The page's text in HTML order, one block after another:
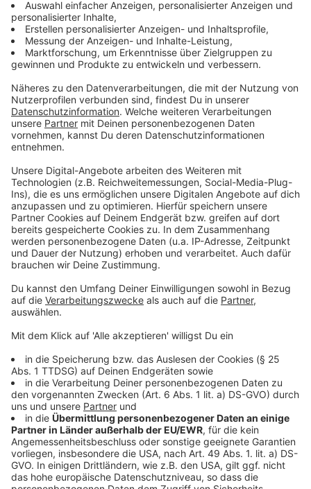
Wir verwenden einen Service eines
Drittanbieters, um Videoinhalte
einzubetten. Dieser Service kann
Daten zu Ihren Aktivitäten
Details durch und stimmen Sie der
Nutzung des Service zu, um dieses
Video anzusehen.
Akzeptieren
powered byUsercentrics Consent
Management Platform
Miu will Gerechtigkeit. Miu will Rache. Doch in der
Unterwelt Kopenhagens gibt es beides nur für Mut
und Blut.
Anzeige
Die Unterwelt würde Miu gerne tot sehen...doch sie
weiß sich zu wehren.
©Copyright: Netflix
Im Kopenhagener Rotlichtmilieu kann sich Miu bald
nicht mehr frei bewegen.
Anzeige